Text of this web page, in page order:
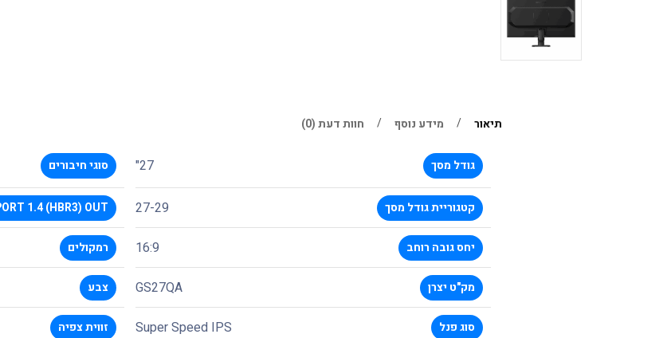
תיאור מידע נוסף חוות דעת (0)
גודל מסך 27"
קטגוריית גודל מסך 27-29
יחס גובה רוחב 16:9
מק"ט יצרן GS27QA
סוג פנל Super Speed IPS
סוגי חיבורים
1.4 (HBR3) OUT
רמקולים
צבע
זווית צפיה